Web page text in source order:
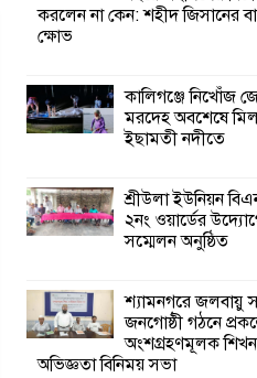
শ্যামনগরে জলবায়ু
শিখন ও অভিজ্ঞতা বিনিময় সভা
করলেন না কেন: শহীদ জিসানের
ক্ষোভ
কালিগঞ্জে নিখোঁজ
মরদেহ অবশেষে
ইছামতী নদীতে
শ্রীউলা ইউনিয়ন
২নং ওয়ার্ডের
সম্মেলন অনুষ্ঠিত
শ্যামনগরে জলবায়ু
জনগোষ্ঠী গঠনে
অংশগ্রহণমূলক
অভিজ্ঞতা বিনিময় সভা